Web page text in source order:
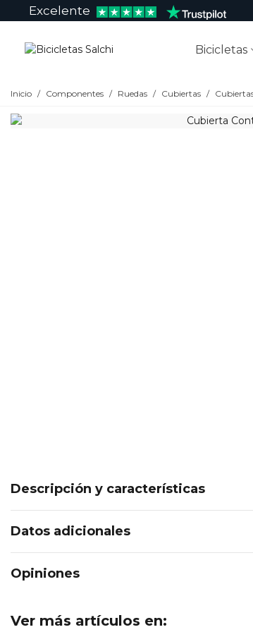
Excelente
Bicicletas
Inicio / Componentes / Ruedas / Cubiertas /
Descripción y características
Datos adicionales
Opiniones
Ver más artículos en: